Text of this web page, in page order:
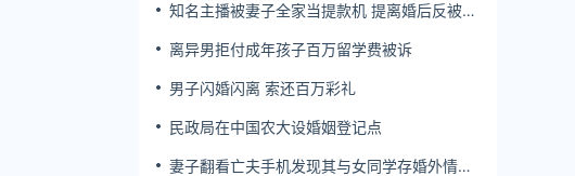
知名主播被妻子全家当提款机 提离婚后反被对
离异男拒付成年孩子百万留学费被诉
男子闪婚闪离 索还百万彩礼
民政局在中国农大设婚姻登记点
妻子翻看亡夫手机发现其与女同学存婚外情，